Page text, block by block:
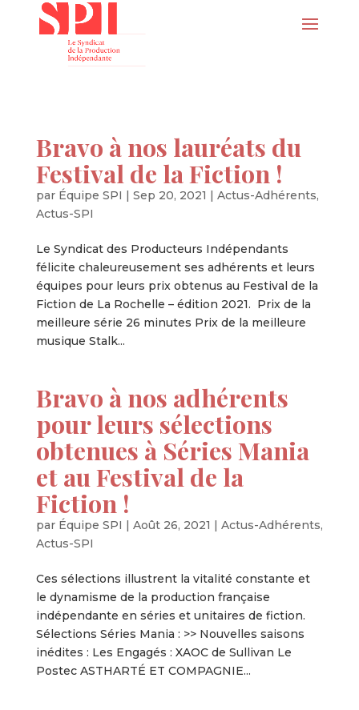
Bravo à nos lauréats du
Festival de la Fiction !
par Équipe SPI | Sep 20, 2021 | Actus-Adhérents,
Actus-SPI
Le Syndicat des Producteurs Indépendants
félicite chaleureusement ses adhérents et leurs
équipes pour leurs prix obtenus au Festival de la
Fiction de La Rochelle – édition 2021. Prix de la
meilleure série 26 minutes Prix de la meilleure
musique Stalk...
Bravo à nos adhérents
pour leurs sélections
obtenues à Séries Mania
et au Festival de la
Fiction !
par Équipe SPI | Août 26, 2021 | Actus-Adhérents,
Actus-SPI
Ces sélections illustrent la vitalité constante et
le dynamisme de la production française
indépendante en séries et unitaires de fiction.
Sélections Séries Mania : >> Nouvelles saisons
inédites : Les Engagés : XAOC de Sullivan Le
Postec ASTHARTÉ ET COMPAGNIE...